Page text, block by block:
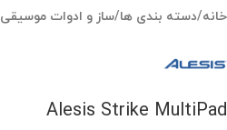
خانه/دسته بندی ها/ساز و ادوات موسیقی
Alesis Strike MultiPad